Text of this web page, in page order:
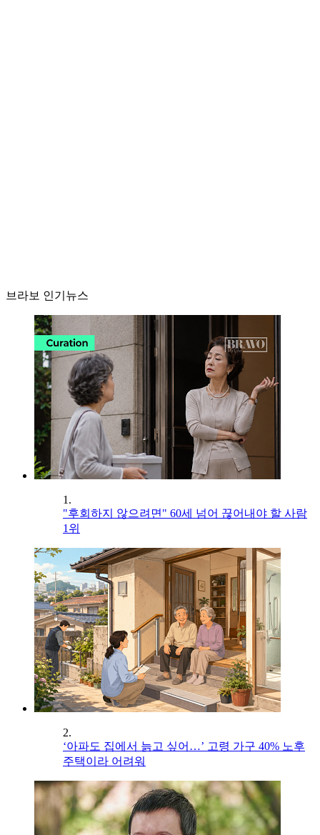
브라보 인기뉴스
1.
"후회하지 않으려면" 60세 넘어 끊어내야 할 사람
1위
2.
‘아파도 집에서 늙고 싶어…’ 고령 가구 40% 노후
주택이라 어려워